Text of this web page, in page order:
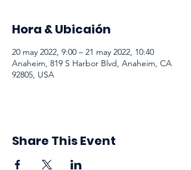
Hora & Ubicaión
20 may 2022, 9:00 – 21 may 2022, 10:40
Anaheim, 819 S Harbor Blvd, Anaheim, CA
92805, USA
Share This Event